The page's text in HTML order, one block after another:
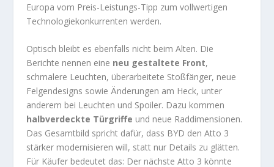
Europa vom Preis-Leistungs-Tipp zum vollwertigen
Technologiekonkurrenten werden.
Optisch bleibt es ebenfalls nicht beim Alten. Die
Berichte nennen eine neu gestaltete Front,
schmalere Leuchten, überarbeitete Stoßfänger, neue
Felgendesigns sowie Änderungen am Heck, unter
anderem bei Leuchten und Spoiler. Dazu kommen
halbverdeckte Türgriffe und neue Raddimensionen.
Das Gesamtbild spricht dafür, dass BYD den Atto 3
stärker modernisieren will, statt nur Details zu glätten.
Für Käufer bedeutet das: Der nächste Atto 3 könnte